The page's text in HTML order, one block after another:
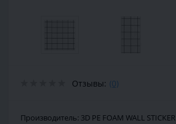
Отзывы: (0)
Производитель: 3D PE FOAM WALL STICKER